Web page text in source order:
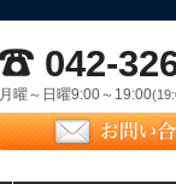
電話番号
042-
月曜～日曜9:00～19:00